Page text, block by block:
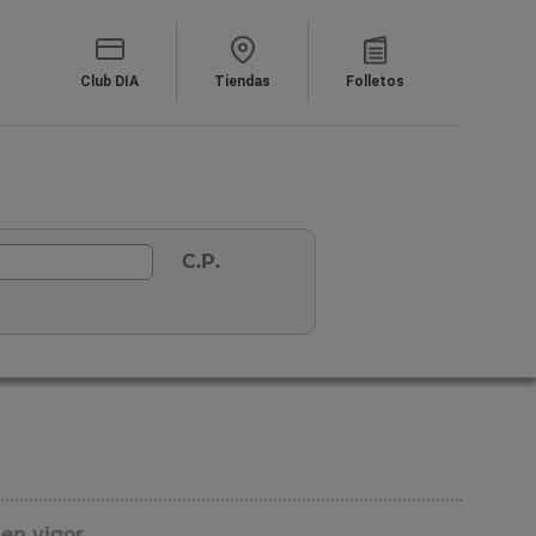
Club DIA Tiendas Folletos
C.P.